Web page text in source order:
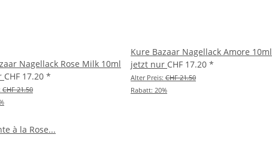
Nagellack Rose Milk 10ml
CHF 17.20 *
CHF 21.50
Kure Bazaar Nagellack Amore 10ml
jetzt nur CHF 17.20 *
Alter Preis: CHF 21.50
Rabatt: 20%